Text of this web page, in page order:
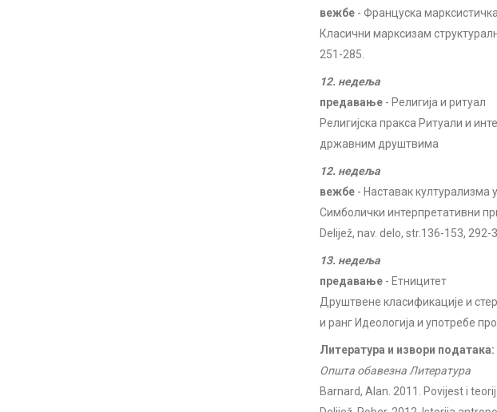
вежбе - Француска
Класични марксизам
251-285.
12. недеља
предавање - Религија и ритуал
Религијска пракса Ритуали и
државним друштвима
12. недеља
вежбе - Наставак културализма
Симболички интерпретативни
Delijež, nav. delo, str.136-153, 292-
13. недеља
предавање - Етницитет
Друштвене класификације и
и ранг Идеологија и употребе
Литература и извори података:
Општа обавезна Литература
Barnard, Alan. 2011. Povijest i